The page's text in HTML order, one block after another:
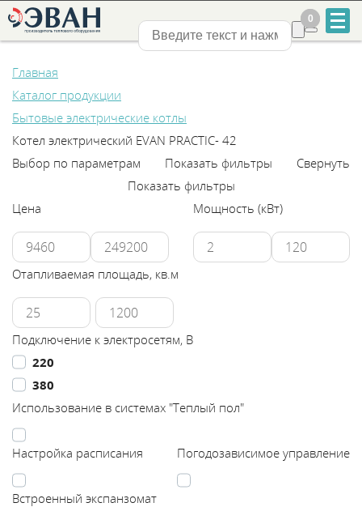
+7
831
2-
888-
555
Каталог
Сервис
Найти магазин
Нижний Новгород
0
0
Главная
Каталог продукции
Бытовые электрические котлы
Котел электрический EVAN PRACTIC- 42
Выбор по параметрам
Показать фильтры
Свернуть
Показать фильтры
Цена
Мощность (кВт)
Отапливаемая площадь, кв.м
Подключение к электросетям, В
220
380
Использование в системах "Теплый пол"
Настройка расписания Погодозависимое управление
Встроенный экспанзомат